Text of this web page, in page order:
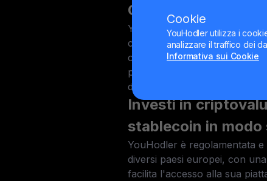
Cookie
YouHodler utilizza i
analizzare il traffico dei
Informativa sui Cookie
Criptovalute e
YouHodler è una piattaforma
che facilita l'integrazione tra
criptovalute, offrendo una
per la gestione e
digitali e tradizionali.
Investi in
stablecoin in modo
YouHodler è regolamentata
diversi paesi europei, con
facilita l'accesso alla sua